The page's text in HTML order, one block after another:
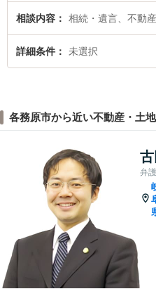
相談内容 相続・遺言、不動
詳細条件 未選択
各務原市から近い不動産・土
弁